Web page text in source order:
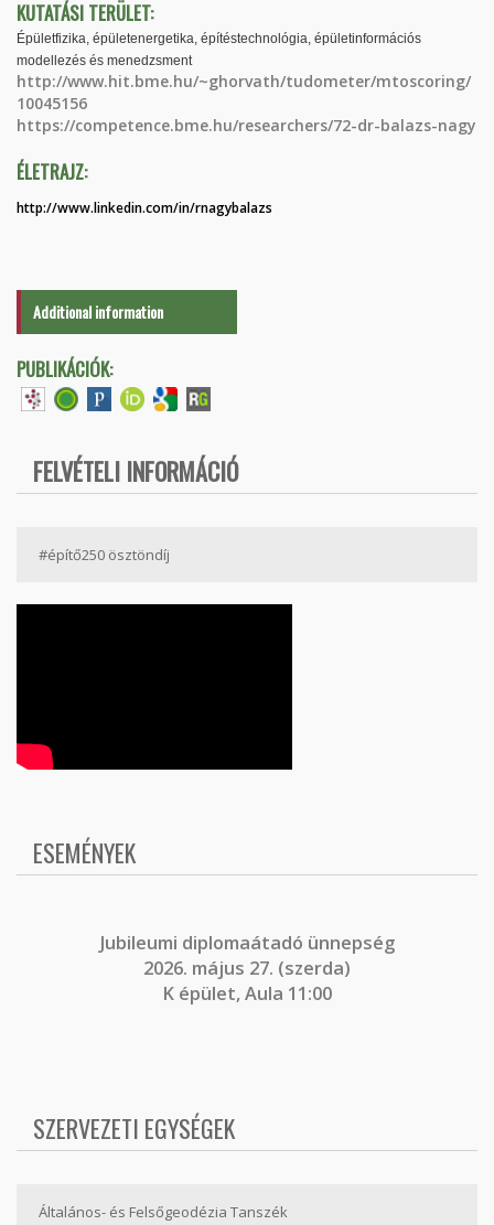
KUTATÁSI TERÜLET:
Épületfizika, épületenergetika, építéstechnológia, épületinformációs
modellezés és menedzsment
http://www.hit.bme.hu/~ghorvath/tudometer/mtoscoring/
10045156
https://competence.bme.hu/researchers/72-dr-balazs-nagy
ÉLETRAJZ:
http://www.linkedin.com/in/rnagybalazs
Additional information
PUBLIKÁCIÓK:
FELVÉTELI INFORMÁCIÓ
#építő250 ösztöndíj
ESEMÉNYEK
Jubileumi diplomaátadó ünnepség
2026. május 27. (szerda)
K épület, Aula 11:00
SZERVEZETI EGYSÉGEK
Általános- és Felsőgeodézia Tanszék